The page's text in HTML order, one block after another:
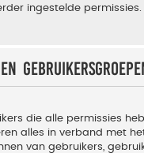
ingestelde permissies.
die alle permissies
alles in verband met
van gebruikers,